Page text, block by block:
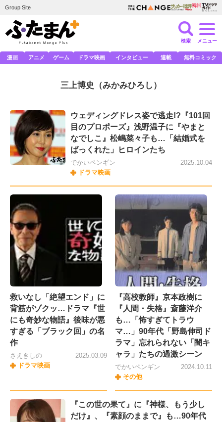
Group Site
検索 メニュー
漫画 アニメ ゲーム ドラマ映画 インタビュー 連載 無料コミック
三上博史 （みかみひろし）
ウェディングドレス姿で逃走!?『101回
目のプロポーズ』浅野温子に『やまと
なでしこ』松嶋菜々子も…「結婚式を
ばっくれた」ヒロインたち
でかいペンギン
ドラマ映画
2025.10.04
救いなし「絶望エンド」に
背筋がゾクッ…ドラマ『世
にも奇妙な物語』後味が悪
すぎる「ブラック回」の名
作
さえきしの
ドラマ映画
2025.03.09
『高校教師』京本政樹に
『人間・失格』斎藤洋介
も…「怖すぎてトラウ
マ…」90年代「野島伸司ド
ラマ」忘れられない「闇キ
ャラ」たちの過激シーン
でかいペンギン
その他
2024.10.11
『この世の果て』に『神様、もう少し
だけ』、『素顔のままで』も…90年代